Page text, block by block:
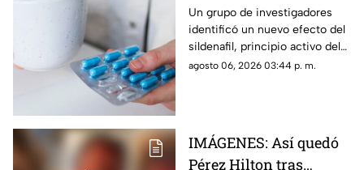
Estudio revela que
podría frenar la
metástasis
Un grupo de investigadores
identificó un nuevo efecto del
sildenafil, principio activo del
viagra, que podría cambiar su
agosto 06, 2026 03:44 p. m.
IMÁGENES: Así quedó
Pérez Hilton tras